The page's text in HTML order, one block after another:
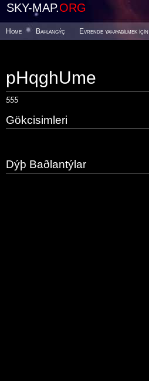
SKY-MAP.ORG
Home Baþlangýç Evrende yaþayabilmek için
pHqghUme
555
Gökcisimleri
Dýþ Baðlantýlar